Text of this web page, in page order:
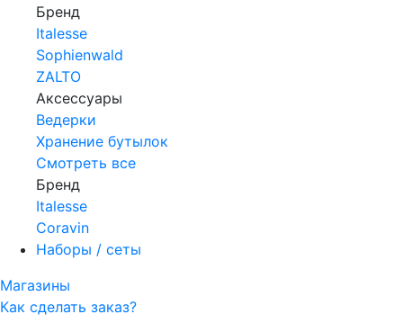
Бренд
Italesse
Sophienwald
ZALTO
Аксессуары
Ведерки
Хранение бутылок
Смотреть все
Бренд
Italesse
Coravin
Наборы / сеты
Магазины
Как сделать заказ?